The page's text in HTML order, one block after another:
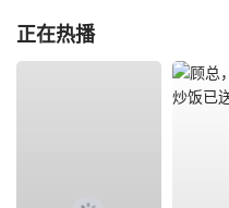
正在热播